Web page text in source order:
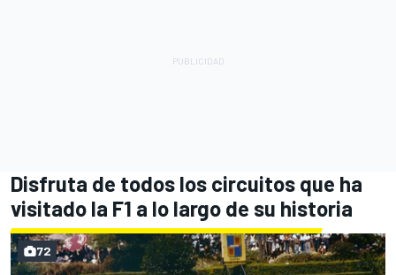
Disfruta de todos los circuitos que ha
visitado la F1 a lo largo de su historia
72